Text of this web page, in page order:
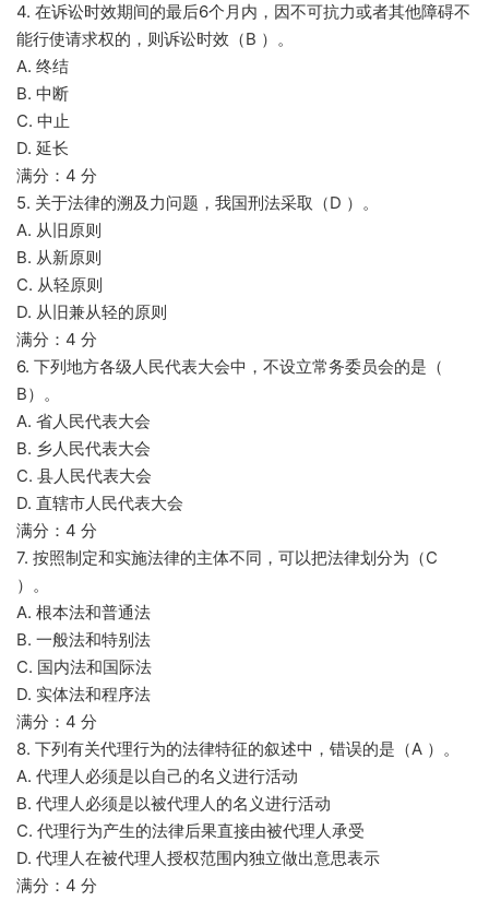
4. 在诉讼时效期间的最后6个月内，因不可抗力或者其他障碍不
能行使请求权的，则诉讼时效（B ）。
A. 终结
B. 中断
C. 中止
D. 延长
满分：4 分
5. 关于法律的溯及力问题，我国刑法采取（D ）。
A. 从旧原则
B. 从新原则
C. 从轻原则
D. 从旧兼从轻的原则
满分：4 分
6. 下列地方各级人民代表大会中，不设立常务委员会的是（
B）。
A. 省人民代表大会
B. 乡人民代表大会
C. 县人民代表大会
D. 直辖市人民代表大会
满分：4 分
7. 按照制定和实施法律的主体不同，可以把法律划分为（C
）。
A. 根本法和普通法
B. 一般法和特别法
C. 国内法和国际法
D. 实体法和程序法
满分：4 分
8. 下列有关代理行为的法律特征的叙述中，错误的是（A ）。
A. 代理人必须是以自己的名义进行活动
B. 代理人必须是以被代理人的名义进行活动
C. 代理行为产生的法律后果直接由被代理人承受
D. 代理人在被代理人授权范围内独立做出意思表示
满分：4 分